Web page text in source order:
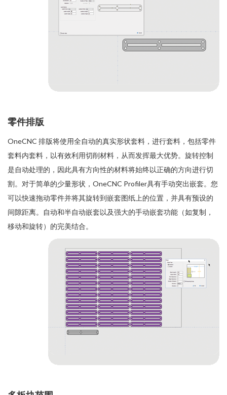
零件排版
OneCNC 排版将使用全自动的真实形状套料，进行套料，包括零件
套料内套料，以有效利用切削材料，从而发挥最大优势。旋转控制
是自动处理的，因此具有方向性的材料将始终以正确的方向进行切
割。对于简单的少量形状，OneCNC Profiler具有手动突出嵌套。您
可以快速拖动零件并将其旋转到嵌套图纸上的位置，并具有预设的
间隙距离。自动和半自动嵌套以及强大的手动嵌套功能（如复制，
移动和旋转）的完美结合。